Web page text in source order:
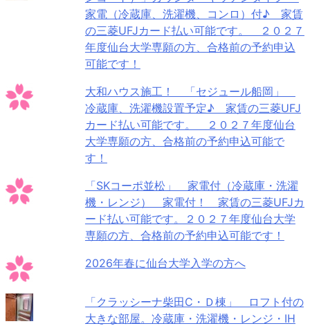
家電（冷蔵庫、洗濯機、コンロ）付♪ 家賃
の三菱UFJカード払い可能です。 ２０２７
年度仙台大学専願の方、合格前の予約申込
可能です！
大和ハウス施工！ 「セジュール船岡」
冷蔵庫、洗濯機設置予定♪ 家賃の三菱UFJ
カード払い可能です。 ２０２７年度仙台
大学専願の方、合格前の予約申込可能で
す！
「SKコーポ並松」 家電付（冷蔵庫・洗濯
機・レンジ） 家電付！ 家賃の三菱UFJカ
ード払い可能です。２０２７年度仙台大学
専願の方、合格前の予約申込可能です！
2026年春に仙台大学入学の方へ
「クラッシーナ柴田C・Ｄ棟」 ロフト付の
大きな部屋。冷蔵庫・洗濯機・レンジ・IH